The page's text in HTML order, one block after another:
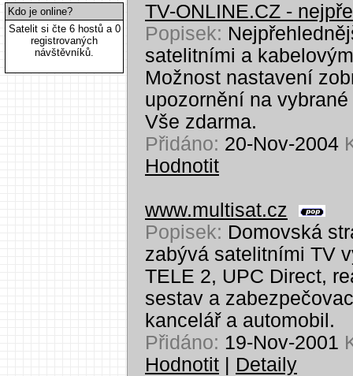
Kdo je online?
Satelit si čte 6 hostů a 0
registrovaných
návštěvníků.
TV-ONLINE.CZ -
Popisek:
satelitními a
Možnost nastavení
upozornění na
Vše zdarma.
Přidáno: 20-Nov-2004
Hodnotit
www.multisat.cz
Popisek: Domovská
zabývá satelitními TV
TELE 2, UPC Direct,
sestav a
kancelář a automobil.
Přidáno: 19-Nov-2001
Hodnotit
Detaily